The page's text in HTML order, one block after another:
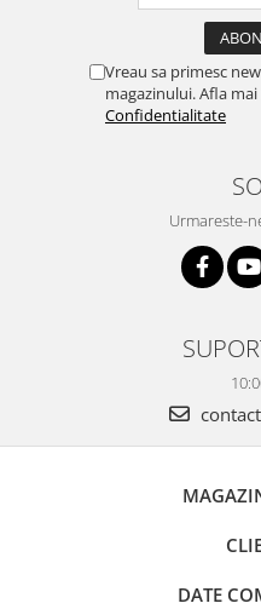
Vreau sa primesc
magazinului. Afla
Confidentialitate
Urmareste-
DATE